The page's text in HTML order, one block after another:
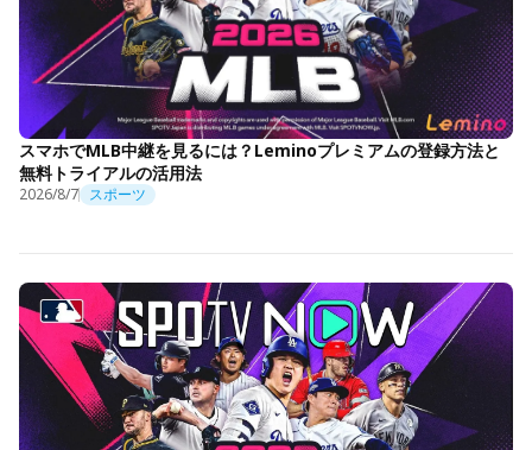
スマホでMLB中継を見るには？Leminoプレミアムの登録方法と
無料トライアルの活用法
2026/8/7 スポーツ